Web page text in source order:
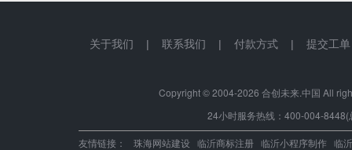
关于我们 | 联系我们 | 付款方式 | 提交工单
Copyright © 2004-2026 合创未来.中国 All
24小时服务热线：400-004-
友情链接： 珠海网站建设 临沂商标注册 临沂小程序制作 临